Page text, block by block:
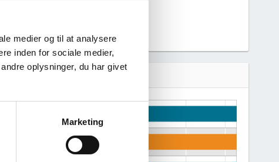
medier og til at analysere
inden for sociale medier,
oplysninger, du har givet
Marketing